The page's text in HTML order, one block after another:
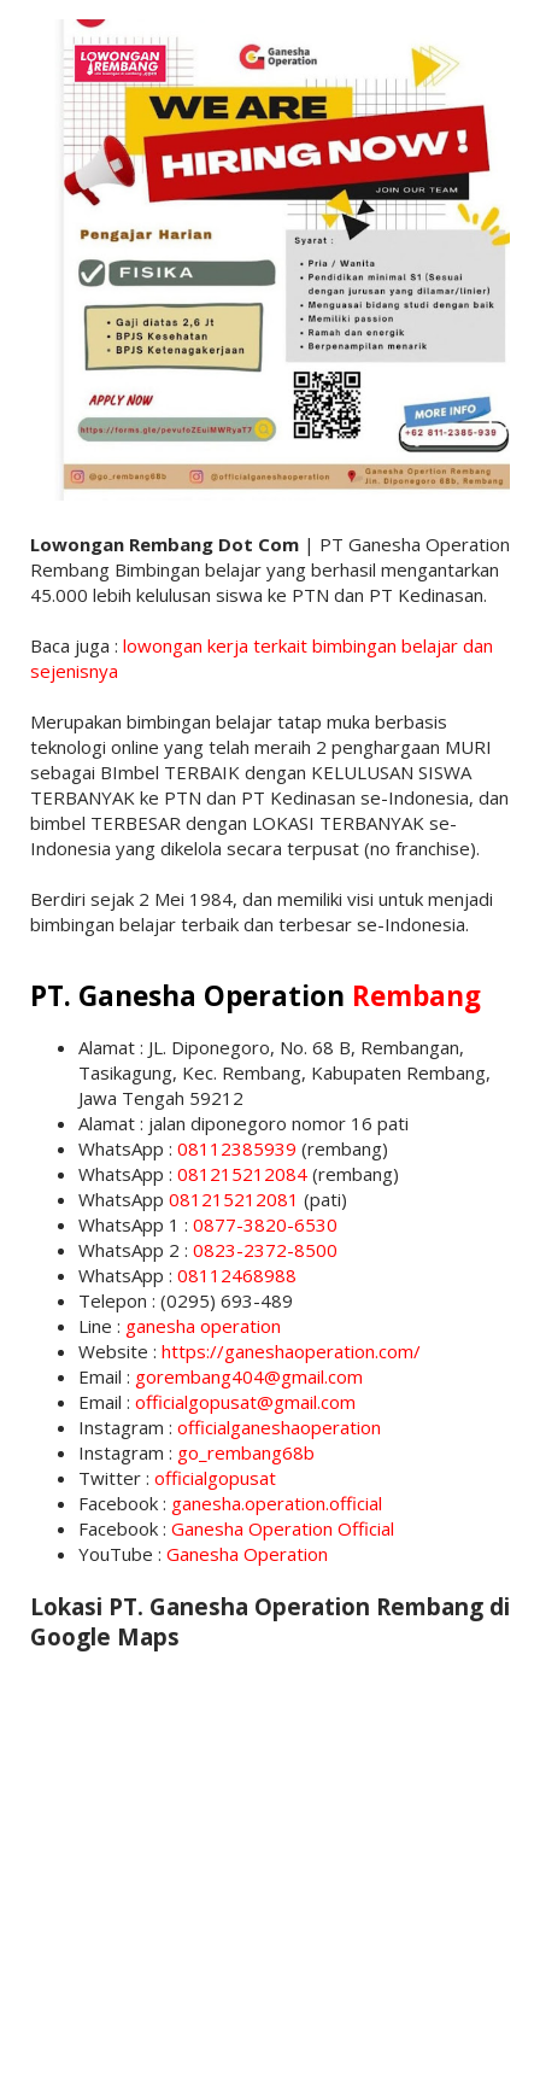
Lowongan Rembang Dot Com| PT Ganesha Operation
Rembang Bimbingan belajar yang berhasil mengantarkan
45.000 lebih kelulusan siswa ke PTN dan PT Kedinasan.
Baca juga : lowongan kerja terkait bimbingan belajar dan
sejenisnya
Merupakan bimbingan belajar tatap muka berbasis
teknologi online yang telah meraih 2 penghargaan MURI
sebagai BImbel TERBAIK dengan KELULUSAN SISWA
TERBANYAK ke PTN dan PT Kedinasan se-Indonesia, dan
bimbel TERBESAR dengan LOKASI TERBANYAK se-
Indonesia yang dikelola secara terpusat (no franchise).
Berdiri sejak 2 Mei 1984, dan memiliki visi untuk menjadi
bimbingan belajar terbaik dan terbesar se-Indonesia.
PT. Ganesha Operation Rembang
Alamat : JL. Diponegoro, No. 68 B, Rembangan,
Tasikagung, Kec. Rembang, Kabupaten Rembang,
Jawa Tengah 59212
Alamat : jalan diponegoro nomor 16 pati
WhatsApp : 08112385939 (rembang)
WhatsApp : 081215212084(rembang)
WhatsApp 081215212081 (pati)
WhatsApp 1 : 0877-3820-6530
WhatsApp 2 : 0823-2372-8500
WhatsApp : 08112468988
Telepon : (0295) 693-489
Line : ganesha operation
Website : https://ganeshaoperation.com/
Email : gorembang404@gmail.com
Email : officialgopusat@gmail.com
Instagram : officialganeshaoperation
Instagram : go_rembang68b
Twitter : officialgopusat
Facebook : ganesha.operation.official
Facebook : Ganesha Operation Official
YouTube : Ganesha Operation
Lokasi PT. Ganesha Operation Rembang di
Google Maps